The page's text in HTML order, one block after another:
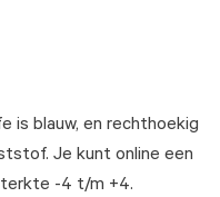
is blauw, en rechthoekig
Je kunt online een
-4 t/m +4.